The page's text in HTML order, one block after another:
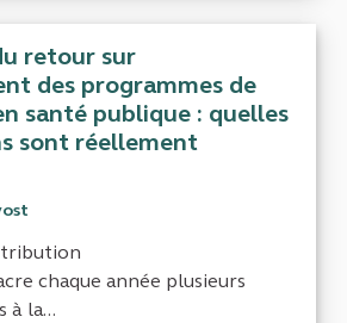
retour sur
des programmes de
santé publique : quelles
sont réellement
chaque année plusieurs
à la...